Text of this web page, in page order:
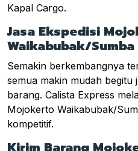
Kapal Cargo.
Jasa Ekspedisi
Waikabubak/
Semakin berkembangnya
semua makin mudah begitu
barang. Calista Express
Mojokerto Waikabubak/
kompetitif.